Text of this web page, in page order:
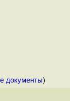
документы)